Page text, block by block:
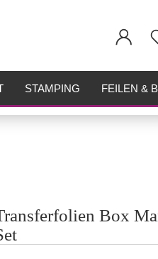
STAMPING FEILEN &
Box